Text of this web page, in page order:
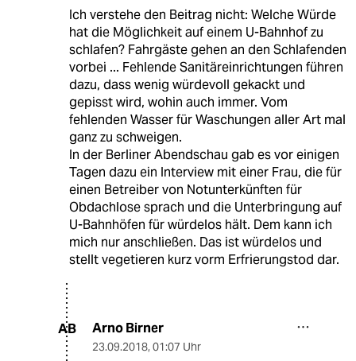
Ich verstehe den Beitrag nicht: Welche Würde
hat die Möglichkeit auf einem U-Bahnhof zu
schlafen? Fahrgäste gehen an den Schlafenden
vorbei ... Fehlende Sanitäreinrichtungen führen
dazu, dass wenig würdevoll gekackt und
gepisst wird, wohin auch immer. Vom
fehlenden Wasser für Waschungen aller Art mal
ganz zu schweigen.
In der Berliner Abendschau gab es vor einigen
Tagen dazu ein Interview mit einer Frau, die für
einen Betreiber von Notunterkünften für
Obdachlose sprach und die Unterbringung auf
U-Bahnhöfen für würdelos hält. Dem kann ich
mich nur anschließen. Das ist würdelos und
stellt vegetieren kurz vorm Erfrierungstod dar.
AB Arno Birner
23.09.2018, 01:07 Uhr